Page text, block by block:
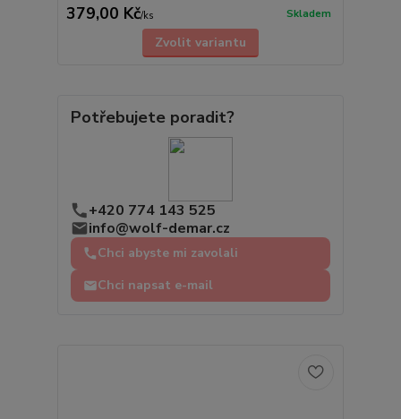
379,00 Kč/ks Skladem
Zvolit variantu
Potřebujete poradit?
+420 774 143 525
info@wolf-demar.cz
Chci abyste mi zavolali
Chci napsat e-mail